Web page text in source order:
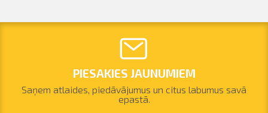
PIESAKIES JAUNUMIEM
Saņem atlaides, piedāvājumus un citus labumus savā
epastā.